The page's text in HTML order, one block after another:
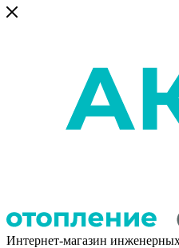
Интернет-магазин